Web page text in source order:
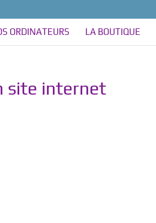
ORDINATEURS LA BOUTIQUE
site internet